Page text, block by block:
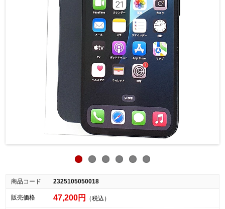
商品コード 2325105050018
販売価格 47,200円 （税込）